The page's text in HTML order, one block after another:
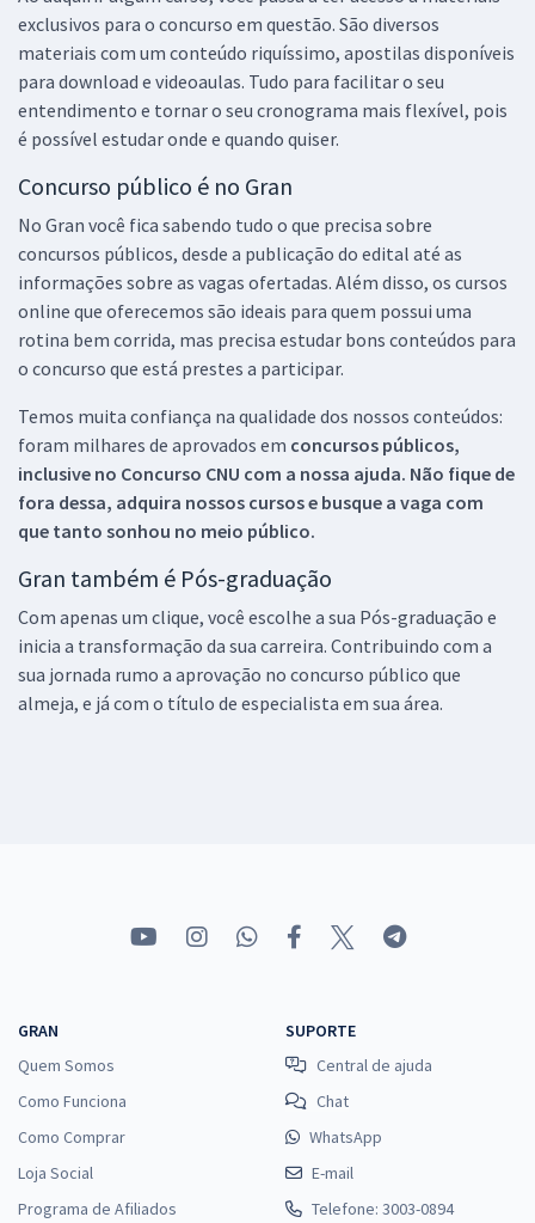
exclusivos para o concurso em questão. São diversos
materiais com um conteúdo riquíssimo, apostilas disponíveis
para download e videoaulas. Tudo para facilitar o seu
entendimento e tornar o seu cronograma mais flexível, pois
é possível estudar onde e quando quiser.
Concurso público é no Gran
No Gran você fica sabendo tudo o que precisa sobre
concursos públicos, desde a publicação do edital até as
informações sobre as vagas ofertadas. Além disso, os cursos
online que oferecemos são ideais para quem possui uma
rotina bem corrida, mas precisa estudar bons conteúdos para
o concurso que está prestes a participar.
Temos muita confiança na qualidade dos nossos conteúdos:
foram milhares de aprovados em concursos públicos,
inclusive no Concurso CNU com a nossa ajuda. Não fique de
fora dessa, adquira nossos cursos e busque a vaga com
que tanto sonhou no meio público.
Gran também é Pós-graduação
Com apenas um clique, você escolhe a sua Pós-graduação e
inicia a transformação da sua carreira. Contribuindo com a
sua jornada rumo a aprovação no concurso público que
almeja, e já com o título de especialista em sua área.
GRAN
Quem Somos
Como Funciona
Como Comprar
Loja Social
Programa de Afiliados
SUPORTE
Central de ajuda
Chat
WhatsApp
E-mail
Telefone: 3003-0894